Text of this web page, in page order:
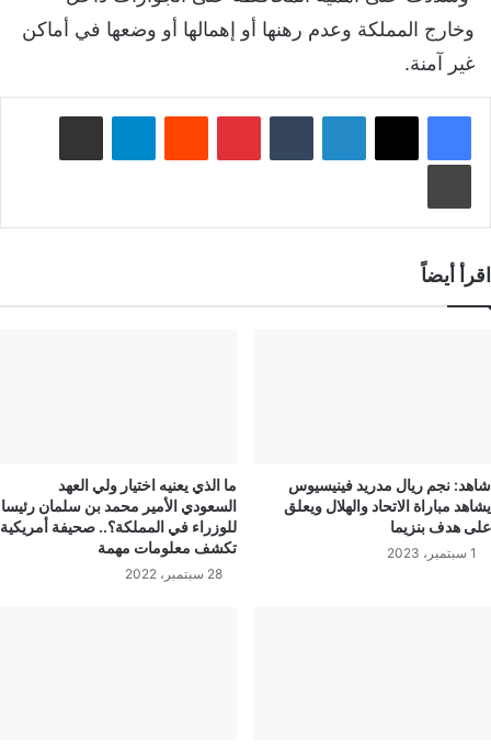
وخارج المملكة وعدم رهنها أو إهمالها أو وضعها في أماكن
غير آمنة.
لينكدإن بينتيريست
اقرأ أيضاً
شاهد: نجم ريال مدريد فينيسيوس
يشاهد مباراة الاتحاد والهلال ويعلق
على هدف بنزيما
1 سبتمبر، 2023
ما الذي يعنيه اختيار ولي العهد
السعودي الأمير محمد بن سلمان رئيسا
للوزراء في المملكة؟.. صحيفة أمريكية
تكشف معلومات مهمة
28 سبتمبر، 2022